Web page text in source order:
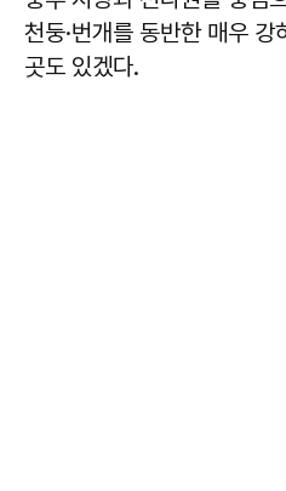
천둥·번개를 동반한 매우
곳도 있겠다.